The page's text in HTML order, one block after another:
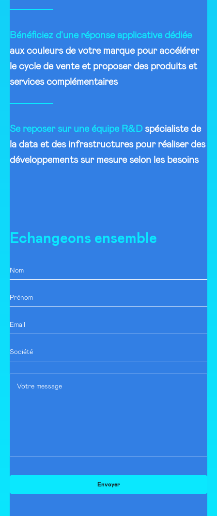
Bénéficiez d'une réponse applicative dédiée
aux couleurs de votre marque pour accélérer
le cycle de vente et proposer des produits et
services complémentaires
Se reposer sur une équipe R&D spécialiste de
la data et des infrastructures pour réaliser des
développements sur mesure selon les besoins
Echangeons ensemble
Nom
Prénom
Email
Société
Votre message